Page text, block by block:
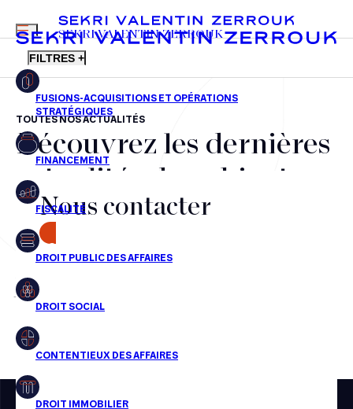
FR EN
MENU
SEKRI VALENTIN ZERROUK
FILTRES +
Fusions-acquisitions et opérations stratégiques
Financement
Fiscalité
Droit public des affaires
Droit social
Droit immobilier
Restructuring
TOUTES NOS ACTUALITÉS
Découvrez les dernières
actualités du cabinet,
nos récompenses et nos
transactions, jour après
jour
Aucun résultats pour cette recherche
Nous contacter